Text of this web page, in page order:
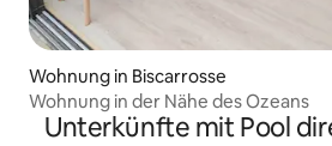
Wohnung in Biscarrosse
Wohnung in der Nähe des Ozeans
Unterkünfte mit Pool